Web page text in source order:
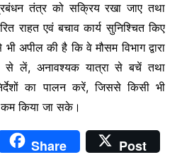
तंत्र को सक्रिय रखा जाए तथा
राहत एवं बचाव कार्य सुनिश्चित किए
अपील की है कि वे मौसम विभाग द्वारा
से लें, अनावश्यक यात्रा से बचें तथा
का पालन करें, जिससे किसी भी
किया जा सके।
Share
Post